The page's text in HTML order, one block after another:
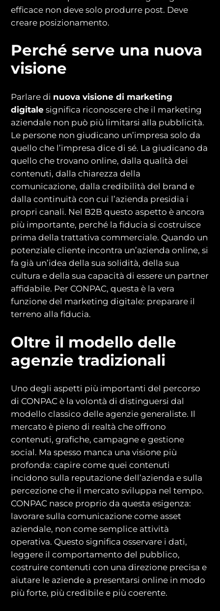
efficace non deve solo produrre post. Deve
creare posizionamento.
Perché serve una nuova
visione
Parlare di nuova visione di marketing
digitale significa riconoscere che il marketing
aziendale non può più limitarsi alla pubblicità.
Le persone non giudicano un’impresa solo da
quello che l’impresa dice di sé. La giudicano da
quello che trovano online, dalla qualità dei
contenuti, dalla chiarezza della
comunicazione, dalla credibilità del brand e
dalla continuità con cui l’azienda presidia i
propri canali. Nel B2B questo aspetto è ancora
più importante, perché la fiducia si costruisce
prima della trattativa commerciale. Quando un
potenziale cliente incontra un’azienda online, si
fa già un’idea della sua solidità, della sua
cultura e della sua capacità di essere un partner
affidabile. Per CONPAC, questa è la vera
funzione del marketing digitale: preparare il
terreno alla fiducia.
Oltre il modello delle
agenzie tradizionali
Uno degli aspetti più importanti del percorso
di CONPAC è la volontà di distinguersi dal
modello classico delle agenzie generaliste. Il
mercato è pieno di realtà che offrono
contenuti, grafiche, campagne e gestione
social. Ma spesso manca una visione più
profonda: capire come quei contenuti
incidono sulla reputazione dell’azienda e sulla
percezione che il mercato sviluppa nel tempo.
CONPAC nasce proprio da questa esigenza:
lavorare sulla comunicazione come asset
aziendale, non come semplice attività
operativa. Questo significa osservare i dati,
leggere il comportamento del pubblico,
costruire contenuti con una direzione precisa e
aiutare le aziende a presentarsi online in modo
più forte, più credibile e più coerente.